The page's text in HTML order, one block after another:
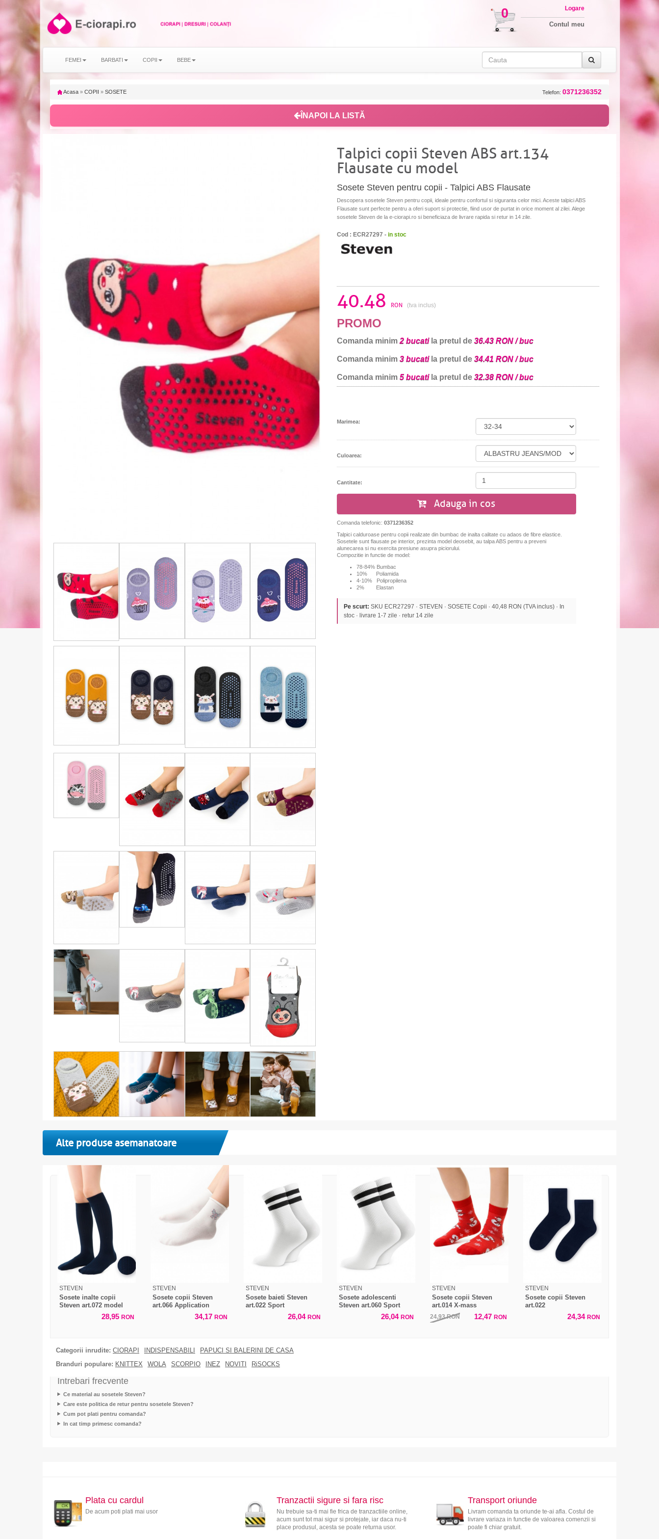
0 Logare
Contul meu
FEMEI BARBATI COPII BEBE
Acasa » COPII » SOSETE Telefon: 0371236352
ÎNAPOI LA LISTĂ
Talpici copii Steven ABS art.134
Flausate cu model
Sosete Steven pentru copii - Talpici ABS Flausate
Descopera sosetele Steven pentru copii, ideale pentru confortul si siguranta celor mici. Aceste talpici ABS
Flausate sunt perfecte pentru a oferi suport si protectie, fiind usor de purtat in orice moment al zilei. Alege
sosetele Steven de la e-ciorapi.ro si beneficiaza de livrare rapida si retur in 14 zile.
Cod : ECR27297 - in stoc
40.48 RON (tva inclus)
PROMO
Comanda minim 2 bucatila pretul de 36.43 RON / buc
Comanda minim 3 bucatila pretul de 34.41 RON / buc
Comanda minim 5 bucatila pretul de 32.38 RON / buc
Marimea:
Culoarea:
Cantitate:
Adauga in cos
Comanda telefonic: 0371236352
Talpici calduroase pentru copii realizate din bumbac de inalta calitate cu adaos de fibre elastice.
Sosetele sunt flausate pe interior, prezinta model deosebit, au talpa ABS pentru a preveni
alunecarea si nu exercita presiune asupra piciorului.
Compozitie in functie de model:
78-84% Bumbac
10% Poliamida
4-10% Polipropilena
2% Elastan
Pe scurt: SKU ECR27297 · STEVEN · SOSETE Copii · 40,48 RON (TVA inclus) · In
stoc · livrare 1-7 zile · retur 14 zile
Alte produse asemanatoare
STEVEN
Sosete inalte copii
Steven art.072 model
28,95 RON
STEVEN
Sosete copii Steven
art.066 Application
34,17 RON
STEVEN
Sosete baieti Steven
art.022 Sport
26,04 RON
STEVEN
Sosete adolescenti
Steven art.060 Sport
26,04 RON
STEVEN
Sosete copii Steven
art.014 X-mass
24,93RON 12,47 RON
STEVEN
Sosete copii Steven
art.022
24,34 RON
Categorii inrudite: CIORAPI INDISPENSABILI
PAPUCI SI BALERINI DE CASA
Branduri populare: KNITTEX WOLA SCORPIO INEZ NOVITI RiSOCKS
Intrebari frecvente
Ce material au sosetele Steven?
Care este politica de retur pentru sosetele Steven?
Cum pot plati pentru comanda?
In cat timp primesc comanda?
Plata cu cardul
De acum poti plati mai usor
Tranzactii sigure si fara risc
Nu trebuie sa-ti mai fie frica de tranzactiile online,
acum sunt tot mai sigur si protejate, iar daca nu-ti
place produsul, acesta se poate returna usor.
Transport oriunde
Livram comanda ta oriunde te-ai afla. Costul de
livrare variaza in functie de valoarea comenzii si
poate fi chiar gratuit.